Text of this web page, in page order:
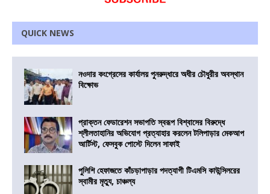
QUICK NEWS
নওদার কংগ্রেসের কার্যালয় পুনরুদ্ধারে অধীর চৌধুরীর অবস্থান
বিক্ষোভ
প্রাক্তন ফেডারেশন সভাপতি স্বরূপ বিশ্বাসের বিরুদ্ধে
শ্লীলতাহানির অভিযোগ প্রত্যাহার করলেন টলিপাড়ার মেকআপ
আর্টিস্ট, ফেসবুক পোস্টে দিলেন সাফাই
পুলিশি হেফাজতে কাঁচড়াপাড়ার পদত্যাগী টিএমসি কাউন্সিলরের
স্বামীর মৃত্যু, চাঞ্চল্য